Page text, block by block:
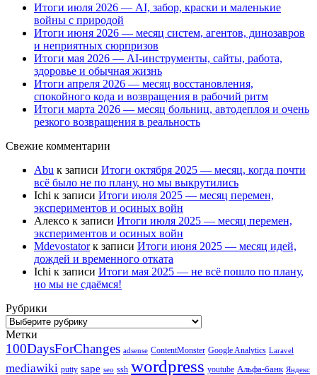
Итоги июля 2026 — AI, забор, краски и маленькие
войны с природой
Итоги июня 2026 — месяц систем, агентов, динозавров
и неприятных сюрпризов
Итоги мая 2026 — AI-инструменты, сайты, работа,
здоровье и обычная жизнь
Итоги апреля 2026 — месяц восстановления,
спокойного кода и возвращения в рабочий ритм
Итоги марта 2026 — месяц больниц, автодеплоя и очень
резкого возвращения в реальность
Свежие комментарии
Abu к записи Итоги октября 2025 — месяц, когда почти
всё было не по плану, но мы выкрутились
Ichi к записи Итоги июля 2025 — месяц перемен,
экспериментов и осиных войн
Алексо к записи Итоги июля 2025 — месяц перемен,
экспериментов и осиных войн
Mdevostatorк записи Итоги июня 2025 — месяц идей,
дождей и временного отката
Ichi к записи Итоги мая 2025 — не всё пошло по плану,
но мы не сдаёмся!
Рубрики
Рубрики
Метки
100DaysForChanges adsense ContentMonster Google Analytics Laravel
mediawiki putty sape seo ssh wordpress youtube Альфа-банк Яндекс